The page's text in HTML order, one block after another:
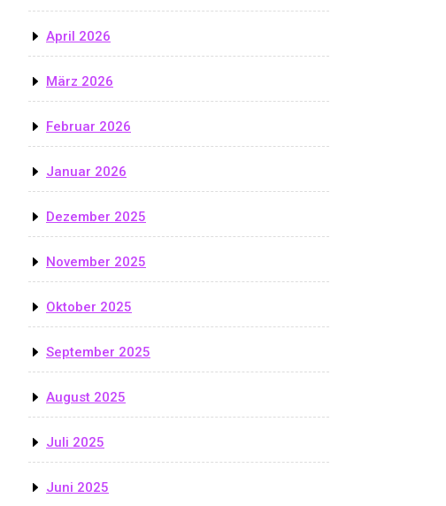
April 2026
März 2026
Februar 2026
Januar 2026
Dezember 2025
November 2025
Oktober 2025
September 2025
August 2025
Juli 2025
Juni 2025